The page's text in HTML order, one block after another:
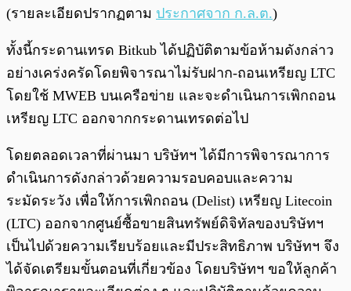
(รายละเอียดปรากฏตาม ประกาศจาก ก.ล.ต.)
ทั้งนี้กระดานเทรด Bitkub ได้ปฏิบัติตามข้อห้ามดังกล่าว
อย่างเคร่งครัดโดยพิจารณาไม่รับฝาก-ถอนเหรียญ LTC
โดยใช้ MWEB บนเครือข่าย และจะดำเนินการเพิกถอน
เหรียญ LTC ออกจากกระดานเทรดต่อไป
โดยตลอดเวลาที่ผ่านมา บริษัทฯ ได้มีการพิจารณาการ
ดำเนินการดังกล่าวด้วยความรอบคอบและความ
ระมัดระวัง เพื่อให้การเพิกถอน (Delist) เหรียญ Litecoin
(LTC) ออกจากศูนย์ซื้อขายสินทรัพย์ดิจิทัลของบริษัทฯ
เป็นไปด้วยความเรียบร้อยและมีประสิทธิภาพ บริษัทฯ จึง
ได้จัดเตรียมขั้นตอนที่เกี่ยวข้อง โดยบริษัทฯ ขอให้ลูกค้า